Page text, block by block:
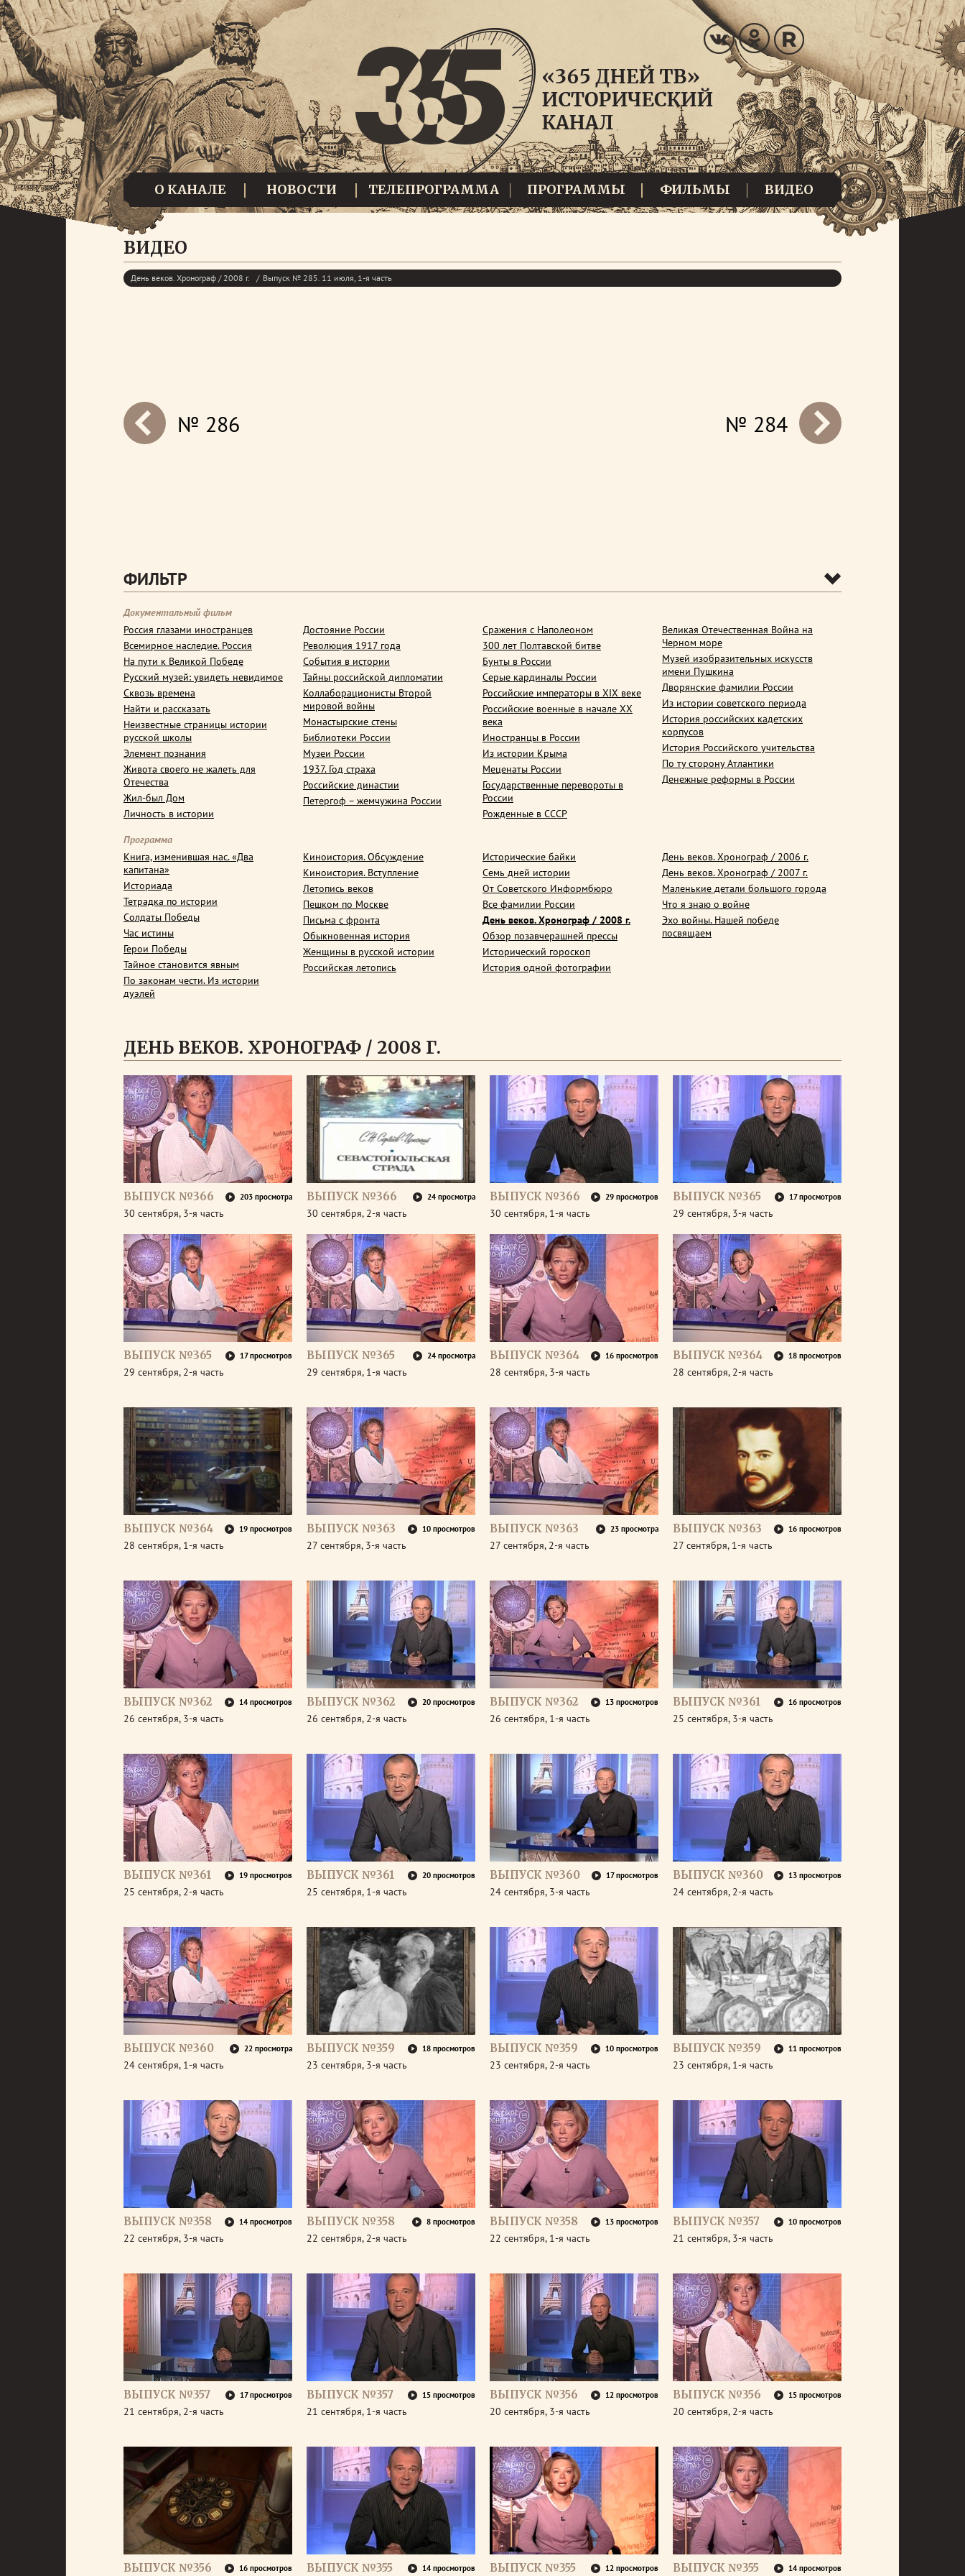
О КАНАЛЕ НОВОСТИ ТЕЛЕПРОГРАММА ПРОГРАММЫ ФИЛЬМЫ ВИДЕО
ВИДЕО
День веков. Хронограф / 2008 г. Выпуск № 285. 11 июля, 1-я часть
prev
next № 284
№ 286
ФИЛЬТР
Документальный фильм
Россия глазами иностранцев
Всемирное наследие. Россия
На пути к Великой Победе
Русский музей: увидеть невидимое
Сквозь времена
Найти и рассказать
Неизвестные страницы истории
русской школы
Элемент познания
Живота своего не жалеть для
Отечества
Жил-был Дом
Личность в истории
Достояние России
Революция 1917 года
События в истории
Тайны российской дипломатии
Коллаборационисты Второй
мировой войны
Монастырские стены
Библиотеки России
Музеи России
1937. Год страха
Российские династии
Петергоф – жемчужина России
Сражения с Наполеоном
300 лет Полтавской битве
Бунты в России
Серые кардиналы России
Российские императоры в XIX веке
Российские военные в начале ХХ
века
Иностранцы в России
Из истории Крыма
Меценаты России
Государственные перевороты в
России
Рожденные в СССР
Великая Отечественная Война на
Черном море
Музей изобразительных искусств
имени Пушкина
Дворянские фамилии России
Из истории советского периода
История российских кадетских
корпусов
История Российского учительства
По ту сторону Атлантики
Денежные реформы в России
Программа
Книга, изменившая нас. «Два
капитана»
Историада
Тетрадка по истории
Солдаты Победы
Час истины
Герои Победы
Тайное становится явным
По законам чести. Из истории
дуэлей
Киноистория. Обсуждение
Киноистория. Вступление
Летопись веков
Пешком по Москве
Письма с фронта
Обыкновенная история
Женщины в русской истории
Российская летопись
Исторические байки
Семь дней истории
От Советского Информбюро
Все фамилии России
День веков. Хронограф / 2008 г.
Обзор позавчерашней прессы
Исторический гороскоп
История одной фотографии
День веков. Хронограф / 2006 г.
День веков. Хронограф / 2007 г.
Маленькие детали большого города
Что я знаю о войне
Эхо войны. Нашей победе
посвящаем
ДЕНЬ ВЕКОВ. ХРОНОГРАФ / 2008 Г.
ВЫПУСК №366 203 просмотра
30 сентября, 3-я часть
ВЫПУСК №366 24 просмотра
30 сентября, 2-я часть
ВЫПУСК №366 29 просмотров
30 сентября, 1-я часть
ВЫПУСК №365 17 просмотров
29 сентября, 3-я часть
ВЫПУСК №365 17 просмотров
29 сентября, 2-я часть
ВЫПУСК №365 24 просмотра
29 сентября, 1-я часть
ВЫПУСК №364 16 просмотров
28 сентября, 3-я часть
ВЫПУСК №364 18 просмотров
28 сентября, 2-я часть
ВЫПУСК №364 19 просмотров
28 сентября, 1-я часть
ВЫПУСК №363 10 просмотров
27 сентября, 3-я часть
ВЫПУСК №363 23 просмотра
27 сентября, 2-я часть
ВЫПУСК №363 16 просмотров
27 сентября, 1-я часть
ВЫПУСК №362 14 просмотров
26 сентября, 3-я часть
ВЫПУСК №362 20 просмотров
26 сентября, 2-я часть
ВЫПУСК №362 13 просмотров
26 сентября, 1-я часть
ВЫПУСК №361 16 просмотров
25 сентября, 3-я часть
ВЫПУСК №361 19 просмотров
25 сентября, 2-я часть
ВЫПУСК №361 20 просмотров
25 сентября, 1-я часть
ВЫПУСК №360 17 просмотров
24 сентября, 3-я часть
ВЫПУСК №360 13 просмотров
24 сентября, 2-я часть
ВЫПУСК №360 22 просмотра
24 сентября, 1-я часть
ВЫПУСК №359 18 просмотров
23 сентября, 3-я часть
ВЫПУСК №359 10 просмотров
23 сентября, 2-я часть
ВЫПУСК №359 11 просмотров
23 сентября, 1-я часть
ВЫПУСК №358 14 просмотров
22 сентября, 3-я часть
ВЫПУСК №358 8 просмотров
22 сентября, 2-я часть
ВЫПУСК №358 13 просмотров
22 сентября, 1-я часть
ВЫПУСК №357 10 просмотров
21 сентября, 3-я часть
ВЫПУСК №357 17 просмотров
21 сентября, 2-я часть
ВЫПУСК №357 15 просмотров
21 сентября, 1-я часть
ВЫПУСК №356 12 просмотров
20 сентября, 3-я часть
ВЫПУСК №356 15 просмотров
20 сентября, 2-я часть
ВЫПУСК №356 16 просмотров ВЫПУСК №355 14 просмотров ВЫПУСК №355 12 просмотров ВЫПУСК №355 14 просмотров